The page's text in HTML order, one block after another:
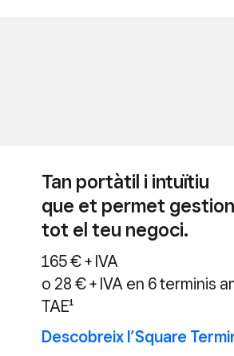
Tan portàtil i intuïtiu
que et permet
tot el teu negoci.
165 € + IVA
o 28 € + IVA en 6 terminis
TAE¹
Descobreix l’Square